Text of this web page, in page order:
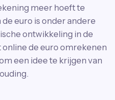
meer hoeft te
euro is onder andere
ontwikkeling in de
online de euro omrekenen
een idee te krijgen van